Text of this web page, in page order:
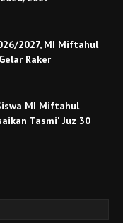
2027, MI Miftahul
Raker
MI Miftahul
Tasmi' Juz 30